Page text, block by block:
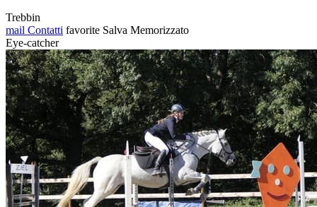
Trebbin
mail Contatti favorite Salva Memorizzato
Eye-catcher